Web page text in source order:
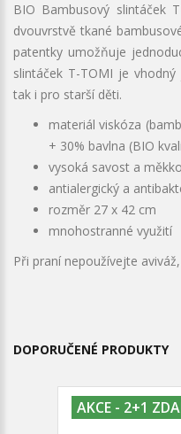
BIO Bambusový slintáček
dvouvrstvě tkané
patentky umožňuje
slintáček T-TOMI je
tak i pro starší děti.
materiál viskóza
+ 30% bavlna (BIO
vysoká savost a
antialergický a
rozměr 27 x 42 cm
mnohostranné využití
Při praní nepoužívejte
DOPORUČENÉ PRODUKTY
AKCE - 2+1